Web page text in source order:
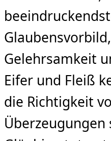
Gelehrsamkeit
Eifer und Fleiß
die Richtigkeit
Überzeugungen